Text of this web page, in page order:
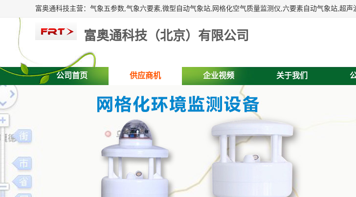
富奥通科技（北京）有限公司
公司首页 供应商机 企业视频 关于我们